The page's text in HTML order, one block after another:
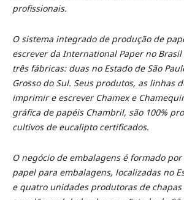
profissionais.
O sistema integrado de produção de
escrever da International Paper no
três fábricas: duas no Estado de São
Grosso do Sul. Seus produtos, as linhas
imprimir e escrever Chamex e
gráfica de papéis Chambril, são 100%
cultivos de eucalipto certificados.
O negócio de embalagens é formado
papel para embalagens, localizadas no
e quatro unidades produtoras de